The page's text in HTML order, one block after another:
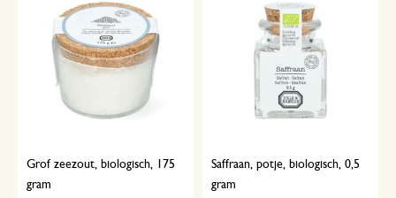
Grof zeezout, biologisch, 175
gram
Saffraan, potje, biologisch, 0,5
gram